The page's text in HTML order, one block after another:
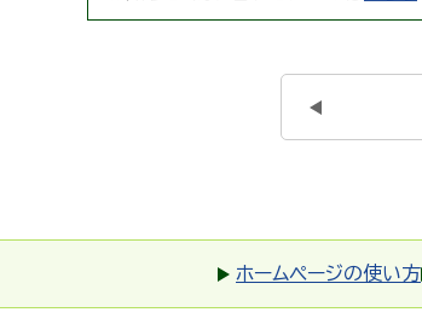
ホームページの使い方